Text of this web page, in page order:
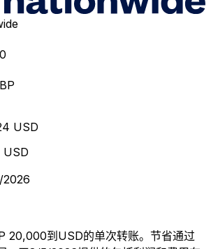
USD
USD
2026
20,000到USD的单次转账。节省通过